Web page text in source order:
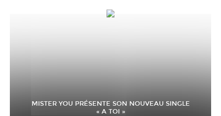
MISTER YOU PRÉSENTE SON NOUVEAU SINGLE
« A TOI »